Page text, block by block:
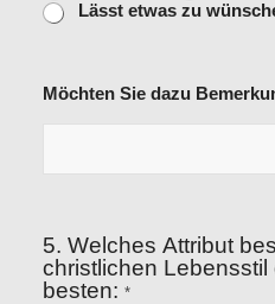
Lässt etwas zu
Möchten Sie dazu
5. Welches Attribut
christlichen
besten: *